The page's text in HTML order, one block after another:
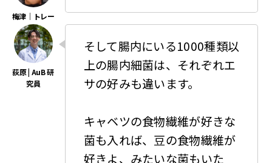
そして腸内にいる1000種類以
上の腸内細菌は、それぞれエ
サの好みも違います。
キャベツの食物繊維が好きな
菌も入れば、豆の食物繊維が
好きよ、みたいな菌もいた